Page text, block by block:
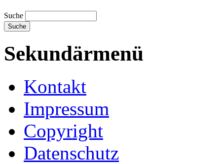
Suche
Sekundärmenü
Kontakt
Impressum
Copyright
Datenschutz